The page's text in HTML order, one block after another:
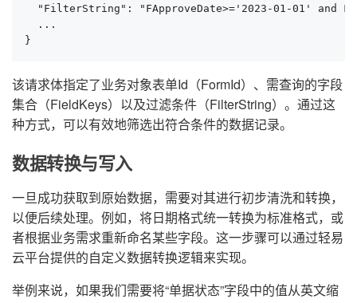
"FilterString": "FApproveDate>='2023-01-01' and
  ...
}
该请求体指定了业务对象表单Id（FormId）、需查询的字段
集合（FieldKeys）以及过滤条件（FilterString）。通过这
种方式，可以有效地筛选出符合条件的数据记录。
数据转换与写入
一旦成功获取到原始数据，需要对其进行初步清洗和转换，
以便后续处理。例如，将日期格式统一转换为标准格式，或
者根据业务需求重新命名某些字段。这一步骤可以通过轻易
云平台提供的自定义数据转换逻辑来实现。
举例来说，如果我们需要将“单据状态”字段中的值从英文缩